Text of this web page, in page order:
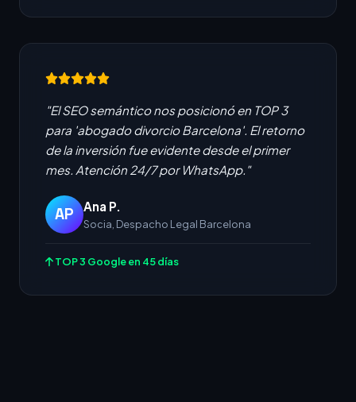
"El SEO semántico nos posicionó en TOP 3
para 'abogado divorcio Barcelona'. El retorno
de la inversión fue evidente desde el primer
mes. Atención 24/7 por WhatsApp."
AP Ana P.
Socia, Despacho Legal Barcelona
TOP 3 Google en 45 días